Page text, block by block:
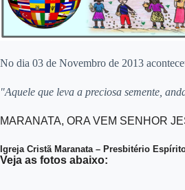
No dia 03 de Novembro de 2013
"Aquele que leva a preciosa semente,
MARANATA, ORA VEM SENHOR
Igreja Cristã Maranata – Presbitério
Veja as fotos abaixo: